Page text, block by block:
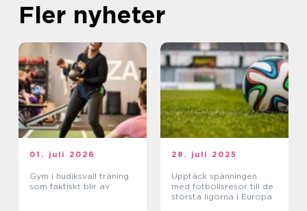
Fler nyheter
01. juli 2026
Gym i hudiksvall träning
som faktiskt blir av
28. juli 2025
Upptäck spänningen
med fotbollsresor till de
största ligorna i Europa